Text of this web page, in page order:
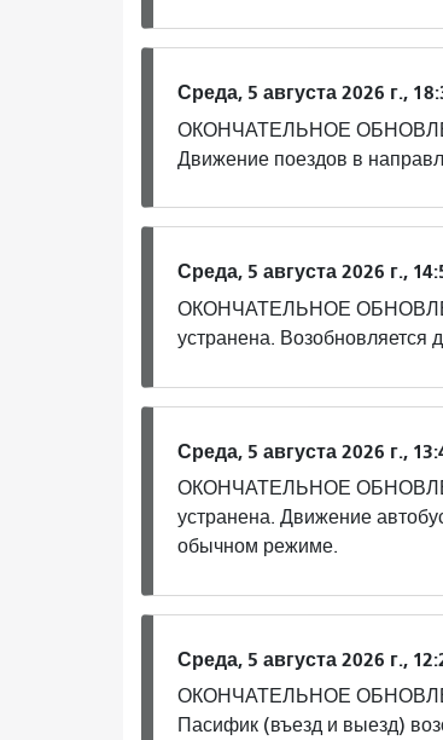
Среда, 5 августа 2026 г.,
ОКОНЧАТЕЛЬНОЕ
Движение поездов в
Среда, 5 августа 2026 г.,
ОКОНЧАТЕЛЬНОЕ
устранена. Возобновляется
Среда, 5 августа 2026 г.,
ОКОНЧАТЕЛЬНОЕ
устранена. Движение
обычном режиме.
Среда, 5 августа 2026 г.,
ОКОНЧАТЕЛЬНОЕ
Пасифик (въезд и выезд)